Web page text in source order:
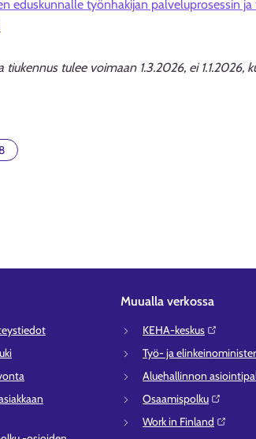
eduskunnalle työnhakijan palveluprosessin
tiukennus tulee voimaan 1.3.2026, ei 1.1.2026,
Muualla verkossa
KEHA-keskus⁠
Työ- ja
Aluehallinnon
Osaamispolku⁠
Work in Finland⁠